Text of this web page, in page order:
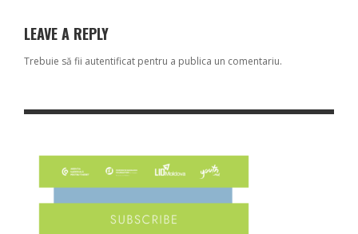
LEAVE A REPLY
Trebuie să fii autentificat pentru a publica un comentariu.